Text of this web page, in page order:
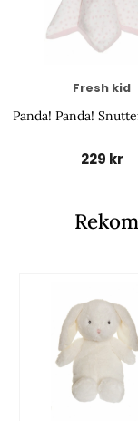
Fresh kid
Panda! Panda!
229 kr